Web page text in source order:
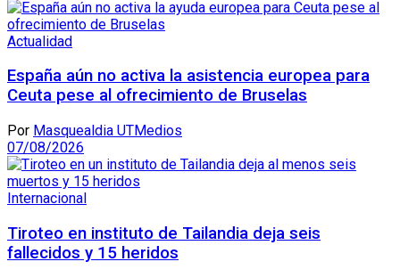
Actualidad
España aún no activa la asistencia europea para
Ceuta pese al ofrecimiento de Bruselas
Por Masquealdia UTMedios
07/08/2026
Internacional
Tiroteo en instituto de Tailandia deja seis
fallecidos y 15 heridos